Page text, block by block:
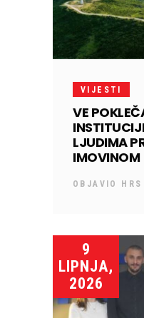
VIJESTI
VE
LJUDIMA
IMOVINOM
OBJAVIO
9
LIPNJA,
2026